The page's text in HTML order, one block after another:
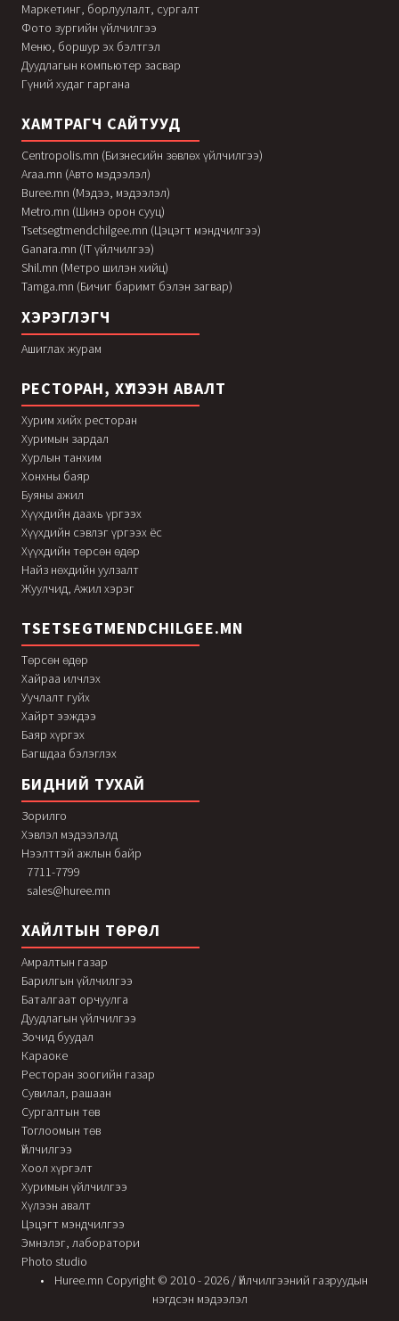
Маркетинг, борлуулалт, сургалт
Фото зургийн үйлчилгээ
Меню, боршур эх бэлтгэл
Дуудлагын компьютер засвар
Гүний худаг гаргана
ХАМТРАГЧ САЙТУУД
Centropolis.mn (Бизнесийн зөвлөх үйлчилгээ)
Araa.mn (Авто мэдээлэл)
Buree.mn (Мэдээ, мэдээлэл)
Metro.mn (Шинэ орон сууц)
Tsetsegtmendchilgee.mn (Цэцэгт мэндчилгээ)
Ganara.mn (IT үйлчилгээ)
Shil.mn (Метро шилэн хийц)
Tamga.mn (Бичиг баримт бэлэн загвар)
ХЭРЭГЛЭГЧ
Ашиглах журам
РЕСТОРАН, ХҮЛЭЭН АВАЛТ
Хурим хийх ресторан
Хуримын зардал
Хурлын танхим
Хонхны баяр
Буяны ажил
Хүүхдийн даахь үргээх
Хүүхдийн сэвлэг үргээх ёс
Хүүхдийн төрсөн өдөр
Найз нөхдийн уулзалт
Жуулчид, Ажил хэрэг
TSETSEGTMENDCHILGEE.MN
Төрсөн өдөр
Хайраа илчлэх
Уучлалт гуйх
Хайрт ээждээ
Баяр хүргэх
Багшдаа бэлэглэх
БИДНИЙ ТУХАЙ
Зорилго
Хэвлэл мэдээлэлд
Нээлттэй ажлын байр
7711-7799
sales@huree.mn
ХАЙЛТЫН ТӨРӨЛ
Амралтын газар
Барилгын үйлчилгээ
Баталгаат орчуулга
Дуудлагын үйлчилгээ
Зочид буудал
Караоке
Ресторан зоогийн газар
Сувилал, рашаан
Сургалтын төв
Тоглоомын төв
Үйлчилгээ
Хоол хүргэлт
Хуримын үйлчилгээ
Хүлээн авалт
Цэцэгт мэндчилгээ
Эмнэлэг, лаборатори
Photo studio
Huree.mn Copyright © 2010 - 2026 / Үйлчилгээний газруудын
нэгдсэн мэдээлэл